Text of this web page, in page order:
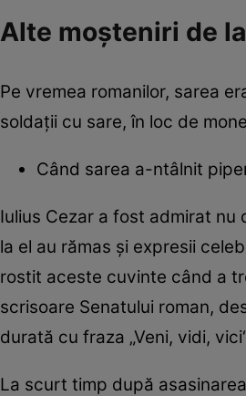
Alte moşteniri de
Pe vremea romanilor, sarea
soldaţii cu sare, în loc de
Când sarea a-ntâlnit
Iulius Cezar a fost admirat
la el au rămas şi expresii
rostit aceste cuvinte când a
scrisoare Senatului roman,
durată cu fraza „Veni, vidi,
La scurt timp după